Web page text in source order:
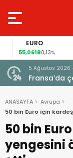
EURO
55,06180,13%
5 Ağustos 2026
Fransa’da
ANASAYFA
Avrupa
50 bin Euro için
50 bin
yengesini